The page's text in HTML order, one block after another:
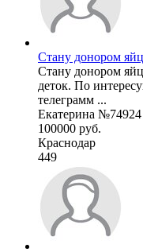
Стану донором
Стану донором
деток. По
телеграмм ...
Екатерина №74924
100000 руб.
Краснодар
449